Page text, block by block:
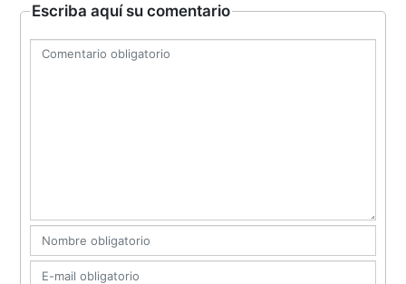
Escriba aquí su comentario